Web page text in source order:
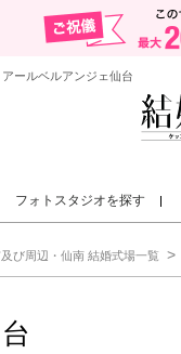
ールベルアンジェ仙台
フォトスタジオを探す
び周辺・仙南 結婚式場一覧